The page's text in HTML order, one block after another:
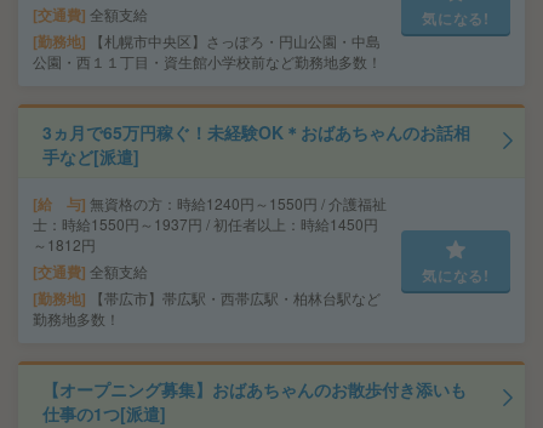
交通費 全額支給
勤務地
【札幌市中央区】さっぽろ・円山公園・中島
公園・西１１丁目・資生館小学校前など勤務地多数！
気になる!
3ヵ月で65万円稼ぐ！未経験OK＊おばあちゃんのお話相
手など[派遣]
給 与 無資格の方：時給1240円～1550円 / 介護福祉
士：時給1550円～1937円 / 初任者以上：時給1450円
～1812円
交通費 全額支給
勤務地
【帯広市】帯広駅・西帯広駅・柏林台駅など
勤務地多数！
気になる!
【オープニング募集】おばあちゃんのお散歩付き添いも
仕事の1つ[派遣]